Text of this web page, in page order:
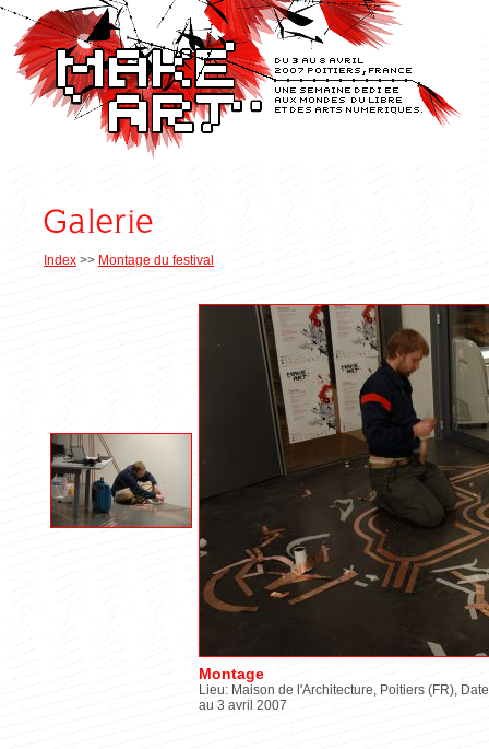
Index >> Montage du festival
Montage
Lieu: Maison de l'Architecture, Poitiers (FR),
au 3 avril 2007